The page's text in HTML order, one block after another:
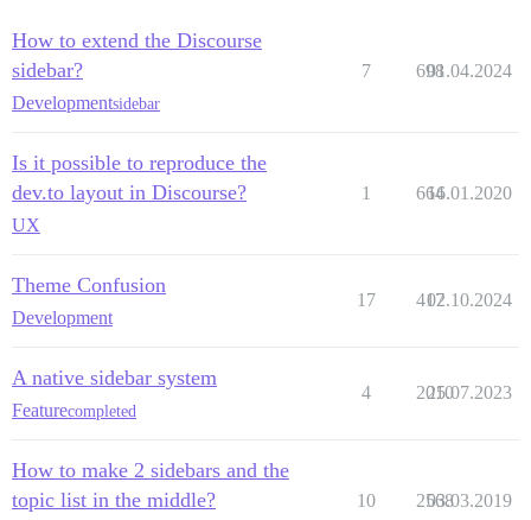
How to extend the Discourse
sidebar?
Developmentsidebar
7 698
01.04.2024
Is it possible to reproduce the
dev.to layout in Discourse?
UX
1 664
16.01.2020
Theme Confusion
Development
17 417
02.10.2024
A native sidebar system
Featurecompleted
4 2010
25.07.2023
How to make 2 sidebars and the
topic list in the middle?
10 2568
03.03.2019